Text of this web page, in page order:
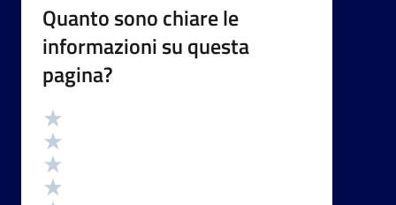
Quanto sono chiare le
informazioni su questa
pagina?
Valutazione